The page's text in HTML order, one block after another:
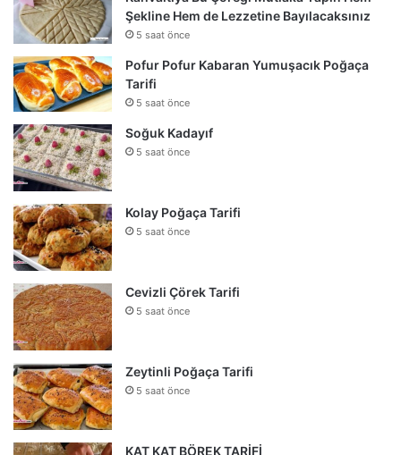
Şekline Hem de Lezzetine Bayılacaksınız
5 saat önce
Pofur Pofur Kabaran Yumuşacık Poğaça
Tarifi
5 saat önce
Soğuk Kadayıf
5 saat önce
Kolay Poğaça Tarifi
5 saat önce
Cevizli Çörek Tarifi
5 saat önce
Zeytinli Poğaça Tarifi
5 saat önce
KAT KAT BÖREK TARİFİ